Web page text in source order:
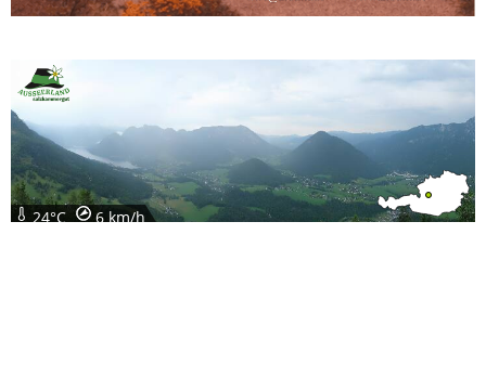
24°C 6 km/h